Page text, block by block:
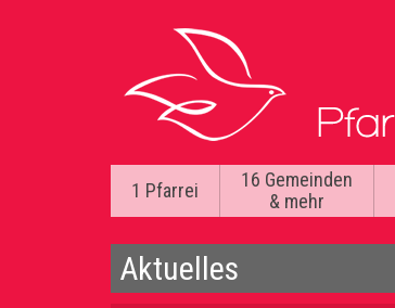
1 Pfarrei
16 Gemeinden
& mehr
Aktuelles